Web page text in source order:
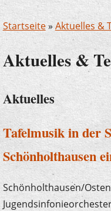
Startseite»Aktuelles &
Aktuelles &
Aktuelles
Tafelmusik in der
Schönholthausen
Schönholthausen/